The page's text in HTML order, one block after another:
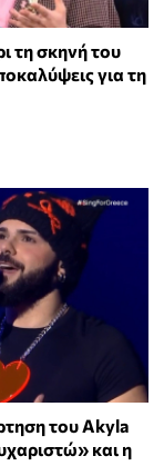
τη σκηνή του
για τη
του Akyla
και η